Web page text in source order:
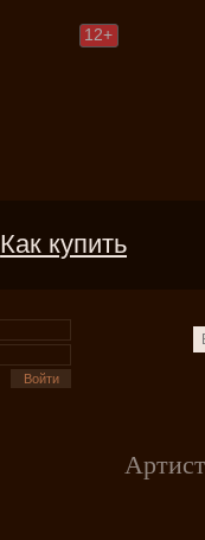
12+
Как купить